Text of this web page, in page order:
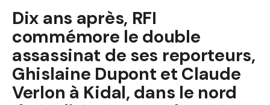
Dix ans après, RFI
commémore le double
assassinat de ses reporteurs,
Ghislaine Dupont et Claude
Verlon à Kidal, dans le nord